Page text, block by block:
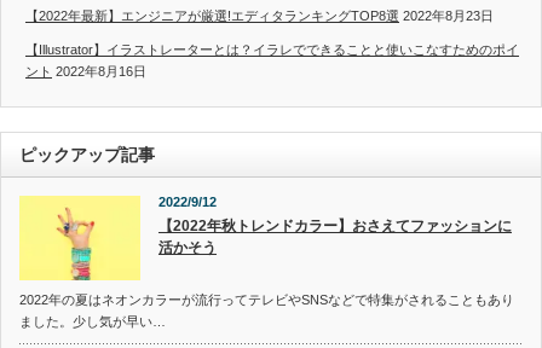
【2022年最新】エンジニアが厳選!エディタランキングTOP8選 2022年8月23日
【Illustrator】イラストレーターとは？イラレでできることと使いこなすためのポイ
ント 2022年8月16日
ピックアップ記事
2022/9/12
【2022年秋トレンドカラー】おさえてファッションに
活かそう
2022年の夏はネオンカラーが流行ってテレビやSNSなどで特集がされることもあり
ました。少し気が早い…